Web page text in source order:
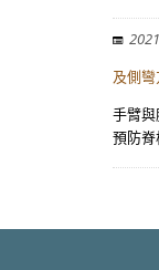
及側
手臂
預防